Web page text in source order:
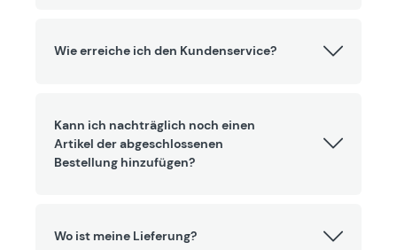
Wie erreiche ich den Kundenservice?
Kann ich nachträglich noch einen
Artikel der abgeschlossenen
Bestellung hinzufügen?
Wo ist meine Lieferung?